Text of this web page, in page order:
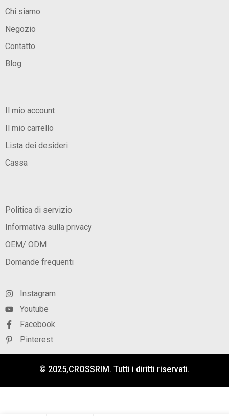
Chi siamo
Negozio
Contatto
Blog
Il mio account
Il mio carrello
Lista dei desideri
Cassa
Politica di servizio
Informativa sulla privacy
OEM/ ODM
Domande frequenti
Instagram
Youtube
Facebook
Pinterest
© 2025,CROSSRIM. Tutti i diritti riservati.